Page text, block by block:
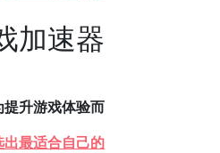
加速器
升游戏体验而
最适合自己的